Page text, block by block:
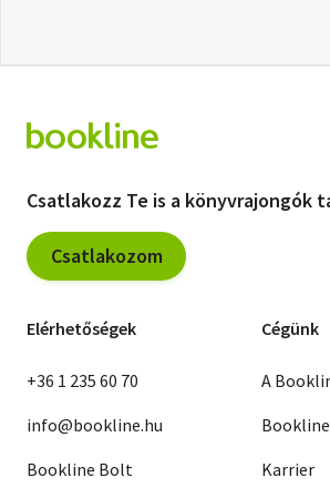
Csatlakozz Te is a könyvrajongók
Csatlakozom
Elérhetőségek
+36 1 235 60 70
info@bookline.hu
Bookline Bolt
Cégünk
A
Karrier